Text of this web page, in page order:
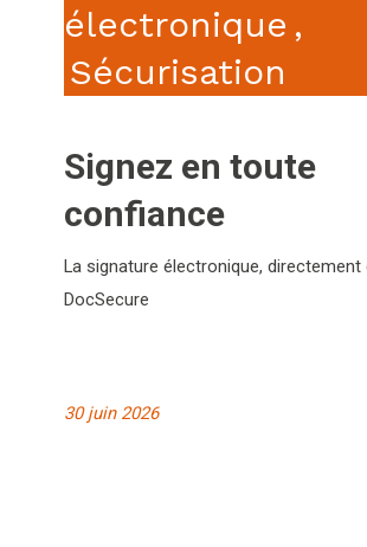
électronique ,
Sécurisation
Signez en toute
confiance
La signature électronique, directement
DocSecure
30 juin 2026